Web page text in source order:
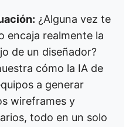
¿Alguna vez te
encaja realmente la
de un diseñador?
cómo la IA de
a generar
wireframes y
todo en un solo